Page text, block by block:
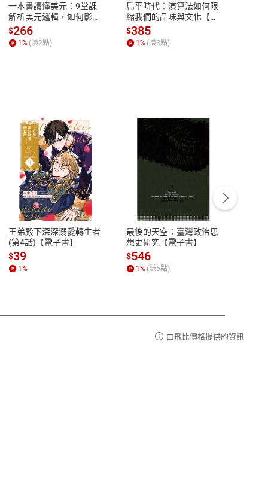
性
參
客服資訊
服務時間：週一到週五 10:00-12:00、
13:00-17:00 (國定假日及例假日休息)
客服電話：0080-1857077
一本書讀懂美元：9堂課
解析美元邏輯，如何影響
全球經濟和每個人的投資
【電子書】
$266
1% (賺2點)
扁平時代：演算法如何限
縮我們的品味與文化【電
子書】
$385
1% (賺3點)
王弟殿下深深溺愛轉生者
(第4話)【電子書】
$39
1%
最後的天空：臺灣政治思
想史研究【電子書】
$546
1% (賺5點)
由飛比價格提供的資訊